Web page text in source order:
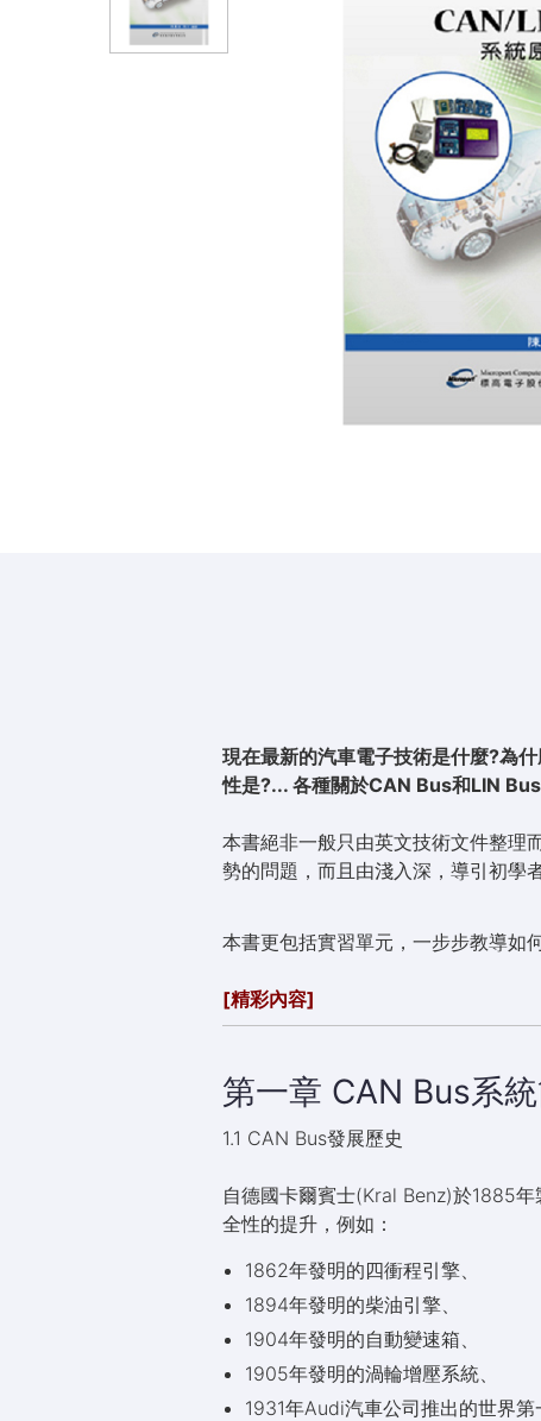
現在最新的汽車電子技術是什麼?為
性是?... 各種關於CAN Bus和LIN
本書絕非一般只由英文技術文件整理
勢的問題，而且由淺入深，導引初學
本書更包括實習單元，一步步教導如
[精彩內容]
第一章 CAN Bus系
1.1 CAN Bus發展歷史
自德國卡爾賓士(Kral Benz)於1885
全性的提升，例如：
1862年發明的四衝程引擎、
1894年發明的柴油引擎、
1904年發明的自動變速箱、
1905年發明的渦輪增壓系統、
1931年Audi汽車公司推出的世界第